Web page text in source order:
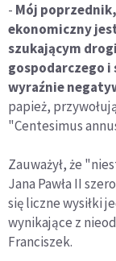
- Mój
ekonomiczny
szukającym
gospodarczego i
wyraźnie
papież,
"Centesimus
Zauważył, że
Jana Pawła II
się liczne wysiłki
wynikające z
Franciszek.